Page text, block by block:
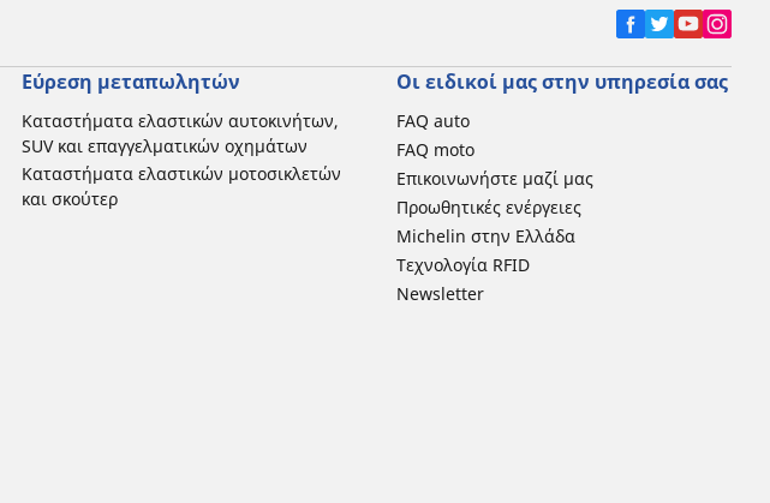
Εύρεση μεταπωλητών
Καταστήματα ελαστικών αυτοκινήτων,
SUV και επαγγελματικών οχημάτων
Καταστήματα ελαστικών μοτοσικλετών
και σκούτερ
Οι ειδικοί μας στην υπηρεσία σας
FAQ auto
FAQ moto
Επικοινωνήστε μαζί μας
Προωθητικές ενέργειες
Michelin στην Ελλάδα
Τεχνολογία RFID
Newsletter